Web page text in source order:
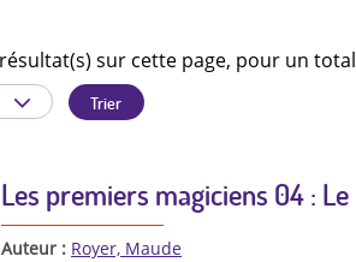
sur cette page, pour un
Les premiers magiciens 04 :
Auteur : Royer, Maude